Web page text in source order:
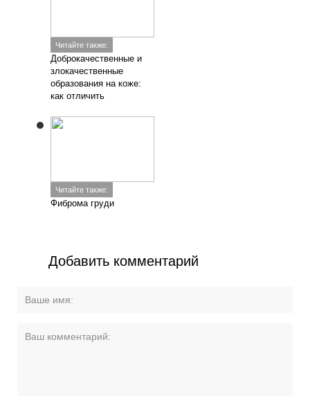
Читайте также:
Доброкачественные и
злокачественные
образования на коже:
как отличить
Читайте также:
Фиброма груди
Добавить комментарий